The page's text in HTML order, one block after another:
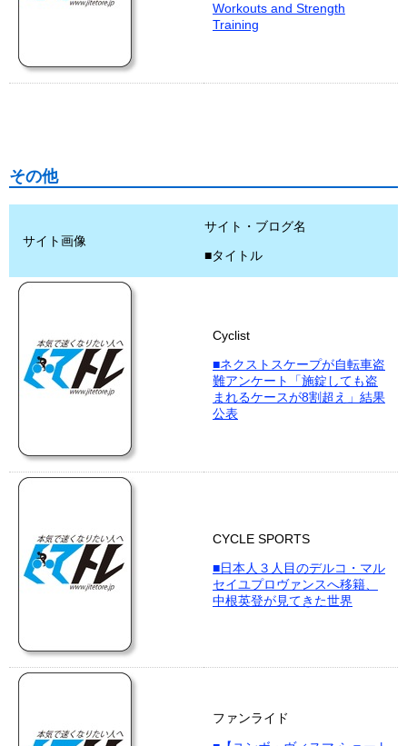
Workouts and Strength
Training
その他
サイト画像
サイト・ブログ名
■タイトル
Cyclist
■ネクストスケープが自転車盗
難アンケート「施錠しても盗
まれるケースが8割超え」結果
公表
CYCLE SPORTS
■日本人３人目のデルコ・マル
セイユプロヴァンスへ移籍、
中根英登が見てきた世界
ファンライド